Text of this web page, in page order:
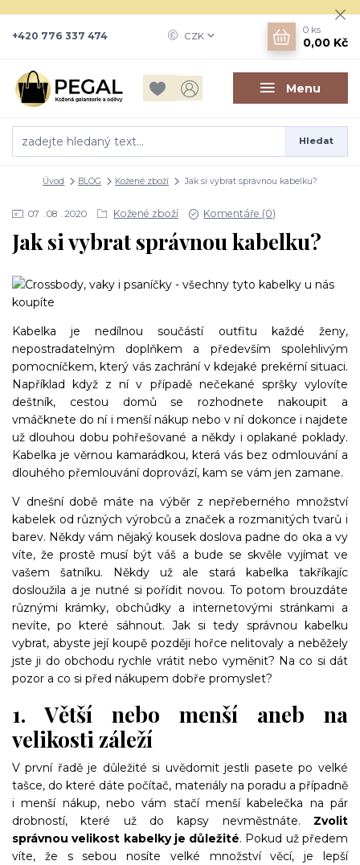
Menu
CZK
Hledat
+420 776 337 474
0 ks
0,00 Kč
Úvod BLOG Kožené zboží Jak si vybrat správnou kabelku?
07 08 2020 Kožené zboží Komentáře (0)
Jak si vybrat správnou kabelku?
Kabelka je nedílnou součástí outfitu každé ženy,
nepostradatelným doplňkem a především spolehlivým
pomocníčkem, který vás zachrání v kdejaké prekérní situaci.
Například když z ní v případě nečekané spršky vylovíte
deštník, cestou domů se rozhodnete nakoupit a
vmáčknete do ní i menší nákup nebo v ní dokonce i najdete
už dlouhou dobu pohřešované a někdy i oplakané poklady.
Kabelka je věrnou kamarádkou, která vás bez odmlouvání a
dlouhého přemlouvání doprovází, kam se vám jen zamane.
V dnešní době máte na výběr z nepřeberného množství
kabelek od různých výrobců a značek a rozmanitých tvarů i
barev. Někdy vám nějaký kousek doslova padne do oka a vy
víte, že prostě musí být váš a bude se skvěle vyjímat ve
vašem šatníku. Někdy už ale stará kabelka takříkajíc
dosloužila a je nutné si pořídit novou. To potom brouzdáte
různými krámky, obchůdky a internetovými stránkami a
nevíte, po které sáhnout. Jak si tedy správnou kabelku
vybrat, abyste její koupě později hořce nelitovaly a neběžely
jste ji do obchodu rychle vrátit nebo vyměnit? Na co si dát
pozor a co si před nákupem dobře promyslet?
1. Větší nebo menší aneb na
velikosti záleží
V první řadě je důležité si uvědomit jestli pasete po velké
tašce, do které dáte počítač, materiály na poradu a případně
i menší nákup, nebo vám stačí menší kabelečka na pár
drobností, které už do kapsy nevměstnáte. Zvolit
správnou velikost kabelky je důležité. Pokud už předem
víte, že s sebou nosíte velké množství věcí, je lepší